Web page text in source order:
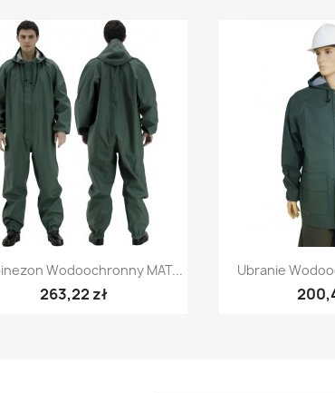
Szybki podgląd
Wodoochronny MAT...
263,22 zł

Ubranie